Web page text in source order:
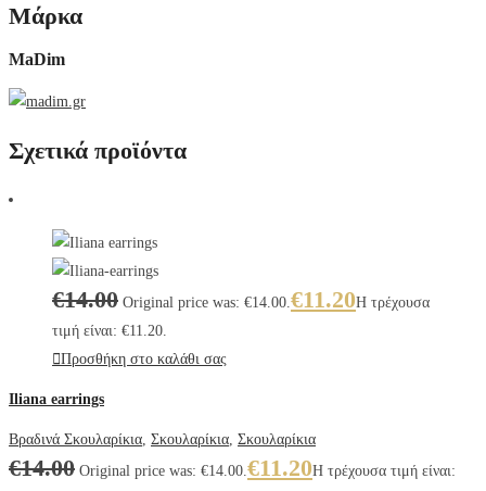
Μάρκα
MaDim
Σχετικά προϊόντα
€14.00 Original price was: €14.00.€11.20Η τρέχουσα
τιμή είναι: €11.20.
Προσθήκη στο καλάθι σας
Iliana earrings
Βραδινά Σκουλαρίκια, Σκουλαρίκια, Σκουλαρίκια
€14.00 Original price was: €14.00.€11.20Η τρέχουσα τιμή είναι: